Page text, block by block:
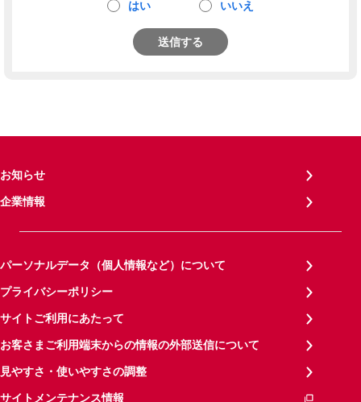
はい いいえ
送信する
お知らせ
企業情報
パーソナルデータ（個人情報など）について
プライバシーポリシー
サイトご利用にあたって
お客さまご利用端末からの情報の外部送信について
見やすさ・使いやすさの調整
サイトメンテナンス情報